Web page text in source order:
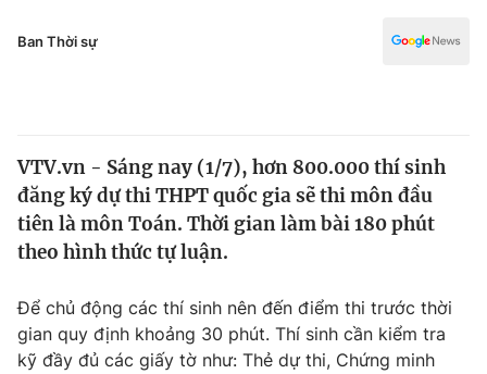
Thế giới
Tin tức
Thế giới đó đây
Câu chuyện quốc tế
Tài chính
Thị trường
Dữ liệu và đời sống
Đời sống
Ban Thời sự
VTV.vn - Sáng nay (1/7), hơn 800.000 thí sinh
đăng ký dự thi THPT quốc gia sẽ thi môn đầu
tiên là môn Toán. Thời gian làm bài 180 phút
theo hình thức tự luận.
Để chủ động các thí sinh nên đến điểm thi trước thời
gian quy định khoảng 30 phút. Thí sinh cần kiểm tra
kỹ đầy đủ các giấy tờ như: Thẻ dự thi, Chứng minh